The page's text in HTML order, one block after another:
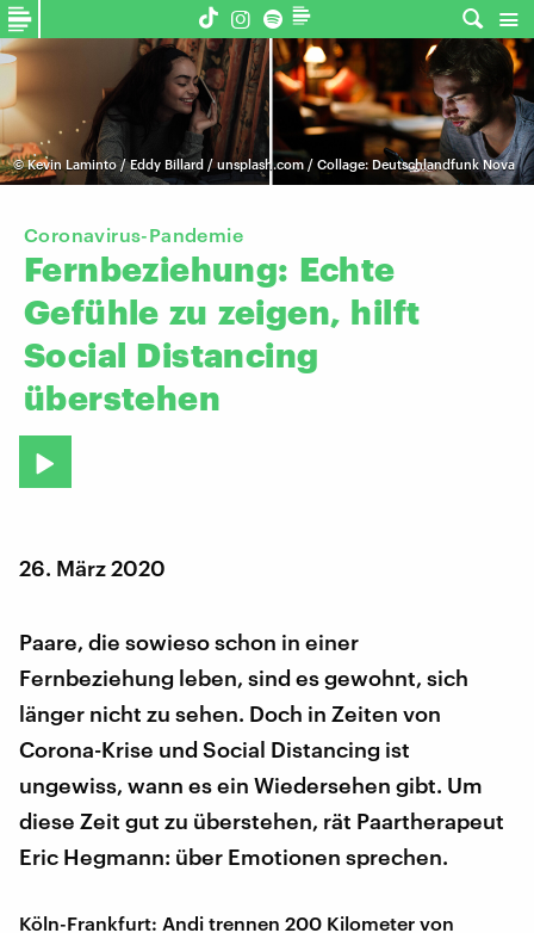
©Kevin Laminto / Eddy Billard / unsplash.com / Collage: Deutschlandfunk Nova
Coronavirus-Pandemie
Fernbeziehung: Echte
Gefühle zu zeigen, hilft
Social Distancing
überstehen
26. März 2020
Paare, die sowieso schon in einer
Fernbeziehung leben, sind es gewohnt, sich
länger nicht zu sehen. Doch in Zeiten von
Corona-Krise und Social Distancing ist
ungewiss, wann es ein Wiedersehen gibt. Um
diese Zeit gut zu überstehen, rät Paartherapeut
Eric Hegmann: über Emotionen sprechen.
Köln-Frankfurt: Andi trennen 200 Kilometer von